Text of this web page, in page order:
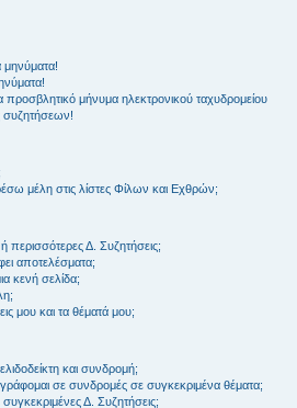
μήνυμα ηλεκτρονικού ταχυδρομείου
συζητήσεων!
μέλη στις λίστες Φίλων και Εχθρών;
Δ. Συζητήσεις;
αποτελέσματα;
κενή σελίδα;
μου και τα θέματά μου;
και συνδρομή;
σε συνδρομές σε συγκεκριμένα θέματα;
Δ. Συζητήσεις;